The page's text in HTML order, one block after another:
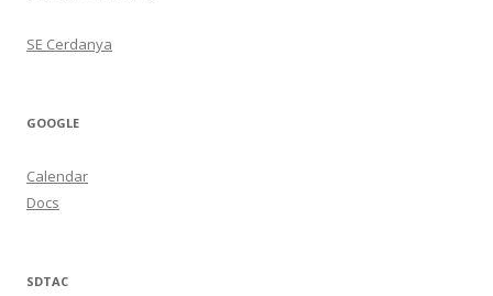
SE Cerdanya
GOOGLE
Calendar
Docs
SDTAC